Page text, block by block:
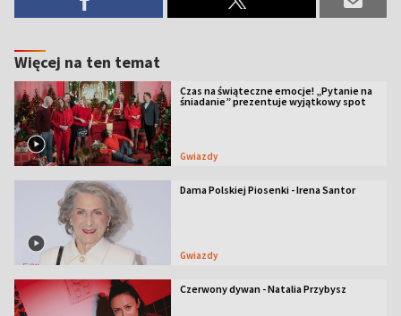
Więcej na ten temat
Czas na świąteczne emocje! „Pytanie na
śniadanie” prezentuje wyjątkowy spot
Gwiazdy
Dama Polskiej Piosenki - Irena Santor
Gwiazdy
Czerwony dywan - Natalia Przybysz